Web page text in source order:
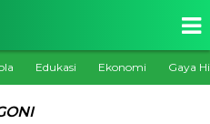
Edukasi Ekonomi Gaya